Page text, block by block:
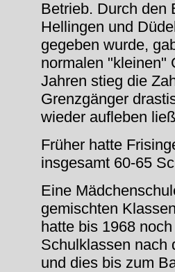
Betrieb. Durch den
Hellingen und
gegeben wurde,
normalen "kleinen"
Jahren stieg die
Grenzgänger
wieder aufleben
Früher hatte
insgesamt 60-65
Eine
gemischten
hatte bis 1968
Schulklassen nach
und dies bis zum